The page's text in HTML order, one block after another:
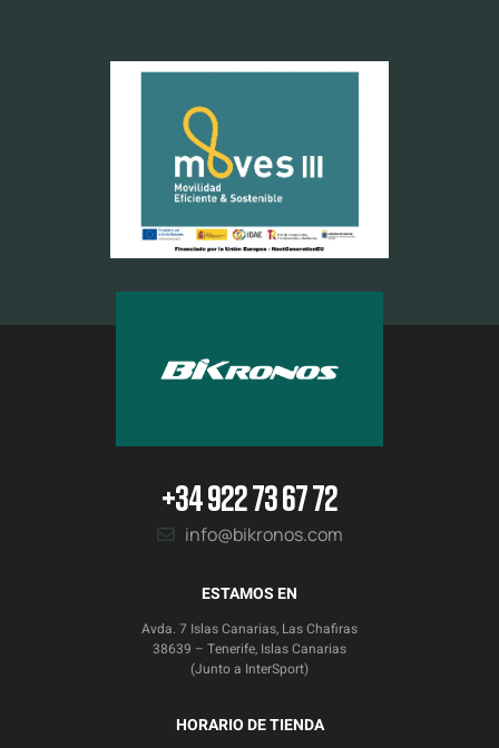
+34 922 73 67 72
info@bikronos.com
ESTAMOS EN
Avda. 7 Islas Canarias, Las Chafiras
38639 – Tenerife, Islas Canarias
(Junto a InterSport)
HORARIO DE TIENDA